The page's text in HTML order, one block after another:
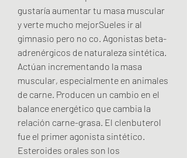
gustaría aumentar tu masa muscular
y verte mucho mejorSueles ir al
gimnasio pero no co. Agonistas beta-
adrenérgicos de naturaleza sintética.
Actúan incrementando la masa
muscular, especialmente en animales
de carne. Producen un cambio en el
balance energético que cambia la
relación carne-grasa. El clenbuterol
fue el primer agonista sintético.
Esteroides orales son los